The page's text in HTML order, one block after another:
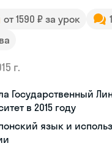
от 1590 ₽ за урок
г.
Государственный
в 2015 году
язык и